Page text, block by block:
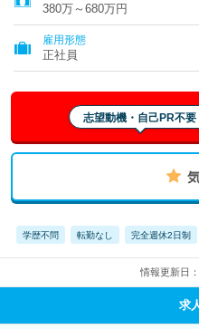
380万～680万円
雇用形態
正社員
志望動機・自己PR不要
学歴不問 転勤なし 完全週休2日制
情報更新日
求